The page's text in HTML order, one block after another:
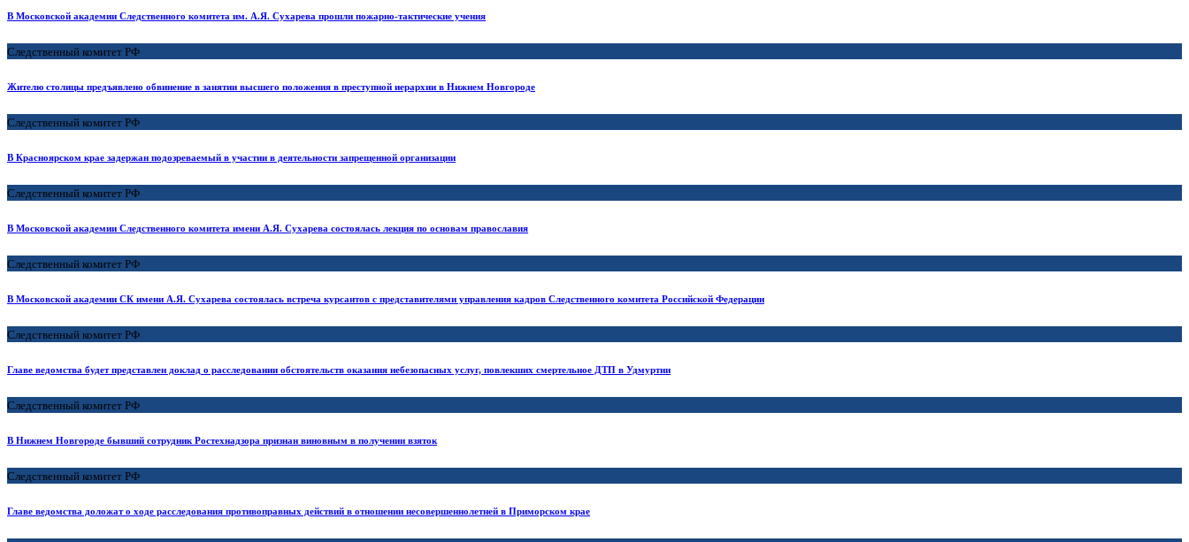
В Московской академии Следственного комитета им. А.Я. Сухарева прошли пожарно-тактические учения
Следственный комитет РФ
Жителю столицы предъявлено обвинение в занятии высшего положения в преступной иерархии в Нижнем Новгороде
Следственный комитет РФ
В Красноярском крае задержан подозреваемый в участии в деятельности запрещенной организации
Следственный комитет РФ
В Московской академии Следственного комитета имени А.Я. Сухарева состоялась лекция по основам православия
Следственный комитет РФ
В Московской академии СК имени А.Я. Сухарева состоялась встреча курсантов с представителями управления кадров Следственного комитета Российской Федерации
Следственный комитет РФ
Главе ведомства будет представлен доклад о расследовании обстоятельств оказания небезопасных услуг, повлекших смертельное ДТП в Удмуртии
Следственный комитет РФ
В Нижнем Новгороде бывший сотрудник Ростехнадзора признан виновным в получении взяток
Следственный комитет РФ
Главе ведомства доложат о ходе расследования противоправных действий в отношении несовершеннолетней в Приморском крае